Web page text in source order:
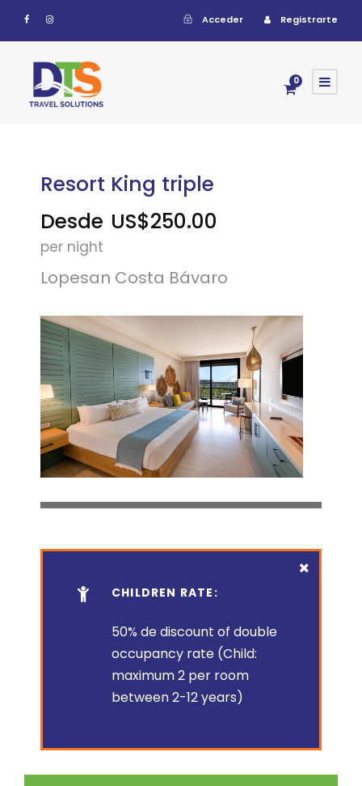
Acceder Registrarte
0
Resort King triple
Desde US$250.00
per night
Lopesan Costa Bávaro
CHILDREN RATE:
50% de discount of double
occupancy rate (Child:
maximum 2 per room
between 2-12 years)